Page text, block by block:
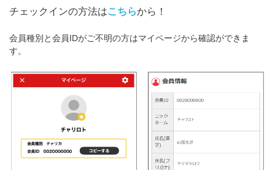
チェックインの方法はこちらから！
会員種別と会員IDがご不明の方はマイページから確認ができま
す。